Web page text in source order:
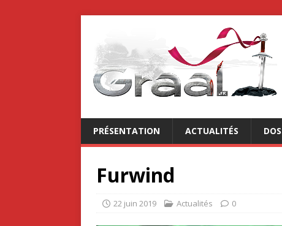
PRÉSENTATION ACTUALITÉS
Furwind
22 juin 2019 Actualités 0